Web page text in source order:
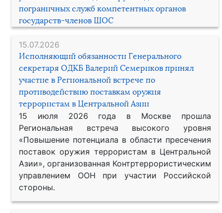
пограничных служб компетентных органов
государств-членов ШОС
15.07.2026
Исполняющий обязанности Генерального
секретаря ОДКБ Валерий Семериков принял
участие в Региональной встрече по
противодействию поставкам оружия
террористам в Центральной Азии
15 июля 2026 года в Москве прошла
Региональная встреча высокого уровня
«Повышение потенциала в области пресечения
поставок оружия террористам в Центральной
Азии», организованная Контртеррористическим
управлением ООН при участии Российской
стороны.